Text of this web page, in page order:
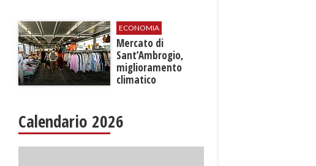
ECONOMIA
Mercato di
Sant’Ambrogio,
miglioramento
climatico
Calendario 2026